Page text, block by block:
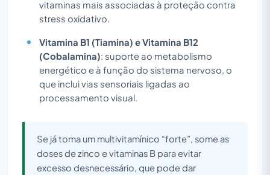
vitaminas mais associadas à proteção contra
stress oxidativo.
Vitamina B1 (Tiamina) e Vitamina B12
(Cobalamina): suporte ao metabolismo
energético e à função do sistema nervoso, o
que inclui vias sensoriais ligadas ao
processamento visual.
Se já toma um multivitamínico “forte”, some as
doses de zinco e vitaminas B para evitar
excesso desnecessário, que pode dar